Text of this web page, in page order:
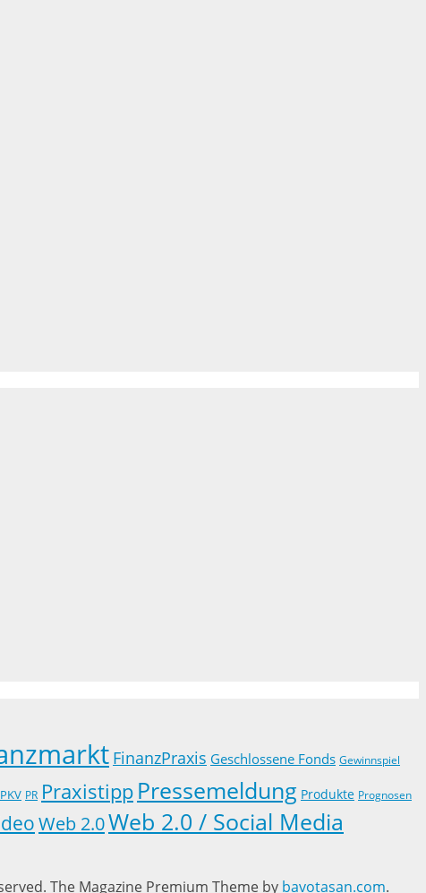
FinanzPraxis Geschlossene Fonds Gewinnspiel
PKV PR PraxistippPressemeldung Produkte Prognosen
Web 2.0Web 2.0 / Social Media
The Magazine Premium Theme by bavotasan.com.